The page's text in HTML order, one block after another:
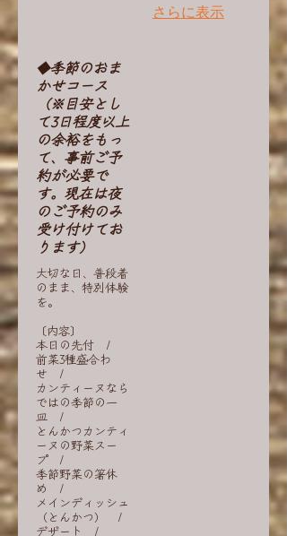
さらに表示
◆季節のおま
かせコース
（※目安とし
て3日程度以上
の余裕をもっ
て、事前ご予
約が必要で
す。現在は夜
のご予約のみ
受け付けてお
ります）
大切な日、普段着
のまま、特別体験
を。
〔内容〕
本日の先付 /
前菜3種盛合わ
せ /
カンティーヌなら
ではの季節の一
皿 /
とんかつカンティ
ーヌの野菜スー
プ /
季節野菜の箸休
め /
メインディッシュ
（とんかつ） /
デザート /